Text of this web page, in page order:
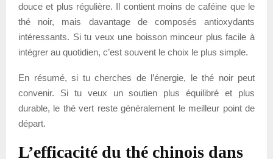
douce et plus régulière. Il contient moins de caféine que le
thé noir, mais davantage de composés antioxydants
intéressants. Si tu veux une boisson minceur plus facile à
intégrer au quotidien, c’est souvent le choix le plus simple.
En résumé, si tu cherches de l’énergie, le thé noir peut
convenir. Si tu veux un soutien plus équilibré et plus
durable, le thé vert reste généralement le meilleur point de
départ.
L’efficacité du thé chinois dans